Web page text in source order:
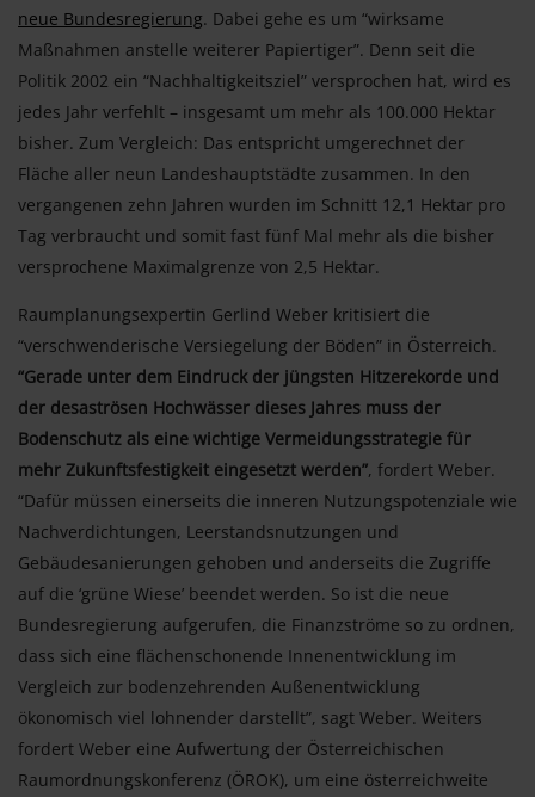
neue Bundesregierung. Dabei gehe es um “wirksame
Maßnahmen anstelle weiterer Papiertiger”. Denn seit die
Politik 2002 ein “Nachhaltigkeitsziel” versprochen hat, wird es
jedes Jahr verfehlt – insgesamt um mehr als 100.000 Hektar
bisher. Zum Vergleich: Das entspricht umgerechnet der
Fläche aller neun Landeshauptstädte zusammen. In den
vergangenen zehn Jahren wurden im Schnitt 12,1 Hektar pro
Tag verbraucht und somit fast fünf Mal mehr als die bisher
versprochene Maximalgrenze von 2,5 Hektar.
Raumplanungsexpertin Gerlind Weber kritisiert die
“verschwenderische Versiegelung der Böden” in Österreich.
“Gerade unter dem Eindruck der jüngsten Hitzerekorde und
der desaströsen Hochwässer dieses Jahres muss der
Bodenschutz als eine wichtige Vermeidungsstrategie für
mehr Zukunftsfestigkeit eingesetzt werden”, fordert Weber.
“Dafür müssen einerseits die inneren Nutzungspotenziale wie
Nachverdichtungen, Leerstandsnutzungen und
Gebäudesanierungen gehoben und anderseits die Zugriffe
auf die ‘grüne Wiese’ beendet werden. So ist die neue
Bundesregierung aufgerufen, die Finanzströme so zu ordnen,
dass sich eine flächenschonende Innenentwicklung im
Vergleich zur bodenzehrenden Außenentwicklung
ökonomisch viel lohnender darstellt”, sagt Weber. Weiters
fordert Weber eine Aufwertung der Österreichischen
Raumordnungskonferenz (ÖROK), um eine österreichweite